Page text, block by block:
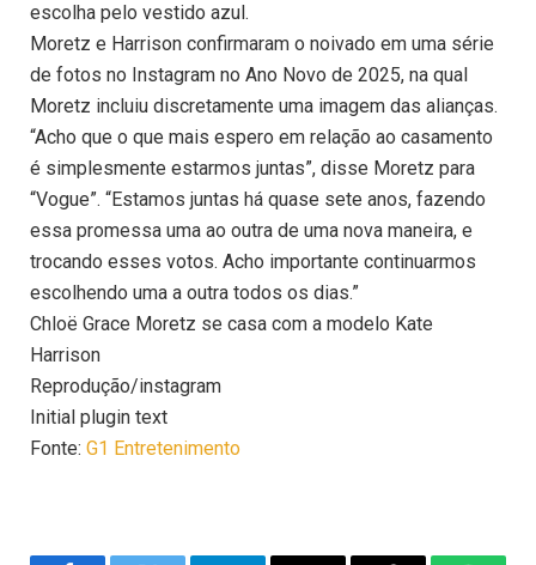
escolha pelo vestido azul.
Moretz e Harrison confirmaram o noivado em uma série
de fotos no Instagram no Ano Novo de 2025, na qual
Moretz incluiu discretamente uma imagem das alianças.
“Acho que o que mais espero em relação ao casamento
é simplesmente estarmos juntas”, disse Moretz para
“Vogue”. “Estamos juntas há quase sete anos, fazendo
essa promessa uma ao outra de uma nova maneira, e
trocando esses votos. Acho importante continuarmos
escolhendo uma a outra todos os dias.”
Chloë Grace Moretz se casa com a modelo Kate
Harrison
Reprodução/instagram
Initial plugin text
Fonte: G1 Entretenimento